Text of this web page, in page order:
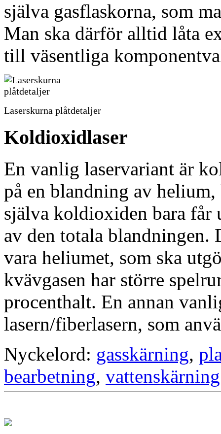
själva gasflaskorna, som
Man ska därför alltid låta
till väsentliga
Laserskurna plåtdetaljer
Koldioxidlaser
En vanlig laservariant är
på en blandning av
själva koldioxiden bara får
av den totala blandningen.
vara heliumet, som ska
kvävgasen har större
procenthalt. En annan
lasern/fiberlasern, som
Nyckelord: gasskärning,
bearbetning, vattenskärning